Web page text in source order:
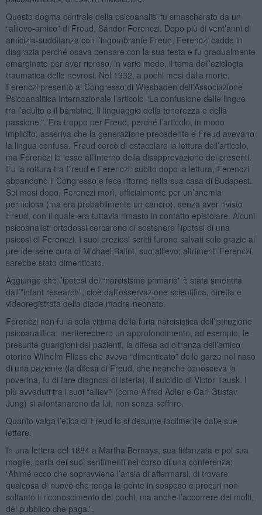
Questo dogma centrale della psicoanalisi fu smascherato da un
“allievo-amico” di Freud, Sándor Ferenczi. Dopo più di vent’anni di
amicizia-sudditanza con l’ingombrante Freud, Ferenczi cadde in
disgrazia perché osava pensare con la sua testa e fu gradualmente
emarginato per aver ripreso, in vario modo, il tema dell’eziologia
traumatica delle nevrosi. Nel 1932, a pochi mesi dalla morte,
Ferenczi presentò al Congresso di Wiesbaden dell'Associazione
Psicoanalitica Internazionale l’articolo “La confusione delle lingue
tra l’adulto e il bambino. Il linguaggio della tenerezza e della
passione.”. Era troppo per Freud, perché l’articolo, in modo
implicito, asseriva che la generazione precedente e Freud avevano
la lingua confusa. Freud cercò di ostacolare la lettura dell’articolo,
ma Ferenczi lo lesse all’interno della disapprovazione dei presenti.
Fu la rottura tra Freud e Ferenczi: subito dopo la lettura, Ferenczi
abbandonò il Congresso e fece ritorno nella sua casa di Budapest.
Sei mesi dopo, Ferenczi morì, ufficialmente per un’anemia
perniciosa (ma era probabilmente un cancro), senza aver rivisto
Freud, con il quale era tuttavia rimasto in contatto epistolare. Alcuni
psicoanalisti ortodossi cercarono di sostenere l’ipotesi di una
psicosi di Ferenczi. I suoi preziosi scritti furono salvati solo grazie al
prendersene cura di Michael Balint, suo allievo; altrimenti Ferenczi
sarebbe stato dimenticato.
Aggiungo che l’ipotesi del “narcisismo primario” è stata smentita
dall’”infant research”, cioè dall’osservazione scientifica, diretta e
videoregistrata della diade madre-neonato.
Ferenczi non fu la sola vittima della furia narcisistica dell’istituzione
psicoanalitica: meriterebbero un approfondimento, ad esempio, le
presunte guarigioni dei pazienti, la difesa ad oltranza dell’amico
otorino Wilhelm Fliess che aveva “dimenticato” delle garze nel naso
di una paziente (la difesa di Freud, che neanche conosceva la
poverina, fu di fare diagnosi di isteria), il suicidio di Victor Tausk. I
più avveduti tra i suoi “allievi” (come Alfred Adler e Carl Gustav
Jung) si allontanarono da lui, non senza soffrire.
Quanto valga l’etica di Freud lo si desume facilmente dalle sue
lettere.
In una lettera del 1884 a Martha Bernays, sua fidanzata e poi sua
moglie, parla dei suoi sentimenti nel corso di una conferenza:
“Ahimé ecco che sopravviene l’ansia di affermarsi, di trovare
qualcosa di nuovo che tenga la gente in sospeso e procuri non
soltanto il riconoscimento dei pochi, ma anche l’accorrere dei molti,
del pubblico che paga.”.